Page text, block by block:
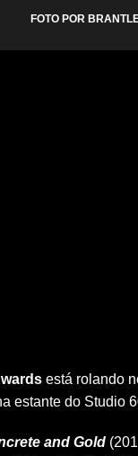
FOTO POR
está rolando
estante do Studio
and Gold